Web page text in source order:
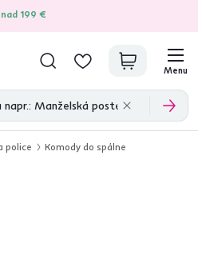
199 €produktových recenzií
Menu
police Komody do spálne